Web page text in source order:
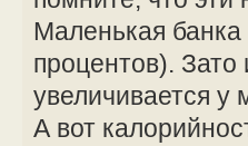
Маленькая
процентов).
увеличивается у
А вот